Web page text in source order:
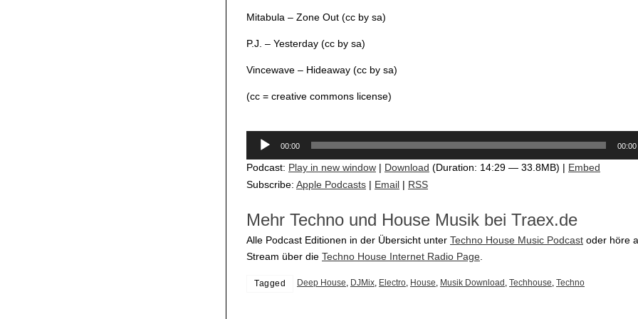
Mitabula – Zone Out (cc by sa)
P.J. – Yesterday (cc by sa)
Vincewave – Hideaway (cc by sa)
(cc = creative commons license)
Audio-
00:00 00:00
Podcast: Play in new window | Download (Duration: 14:29 — 33.8MB) | Embed
Subscribe: Apple Podcasts | Email | RSS
Mehr Techno und House Musik bei Traex.de
Alle Podcast Editionen in der Übersicht unter Techno House Music Podcast oder höre
Stream über die Techno House Internet Radio Page
Tagged Deep House DJMix Electro House Musik Download Techhouse Techno